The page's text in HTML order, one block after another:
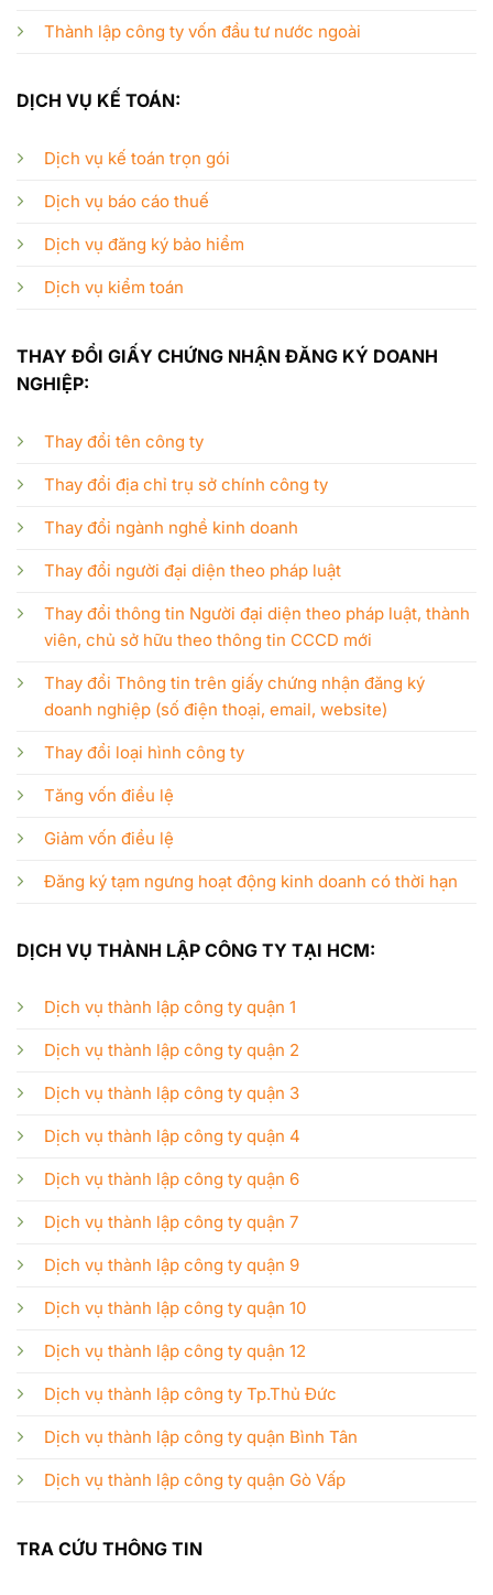
Thành lập công ty vốn đầu tư nước ngoài
DỊCH VỤ KẾ TOÁN:
Dịch vụ kế toán trọn gói
Dịch vụ báo cáo thuế
Dịch vụ đăng ký bảo hiểm
Dịch vụ kiểm toán
THAY ĐỔI GIẤY CHỨNG NHẬN ĐĂNG KÝ DOANH
NGHIỆP:
Thay đổi tên công ty
Thay đổi địa chỉ trụ sở chính công ty
Thay đổi ngành nghề kinh doanh
Thay đổi người đại diện theo pháp luật
Thay đổi thông tin Người đại diện theo pháp luật, thành
viên, chủ sở hữu theo thông tin CCCD mới
Thay đổi Thông tin trên giấy chứng nhận đăng ký
doanh nghiệp (số điện thoại, email, website)
Thay đổi loại hình công ty
Tăng vốn điều lệ
Giảm vốn điều lệ
Đăng ký tạm ngưng hoạt động kinh doanh có thời hạn
DỊCH VỤ THÀNH LẬP CÔNG TY TẠI HCM:
Dịch vụ thành lập công ty quận 1
Dịch vụ thành lập công ty quận 2
Dịch vụ thành lập công ty quận 3
Dịch vụ thành lập công ty quận 4
Dịch vụ thành lập công ty quận 6
Dịch vụ thành lập công ty quận 7
Dịch vụ thành lập công ty quận 9
Dịch vụ thành lập công ty quận 10
Dịch vụ thành lập công ty quận 12
Dịch vụ thành lập công ty Tp.Thủ Đức
Dịch vụ thành lập công ty quận Bình Tân
Dịch vụ thành lập công ty quận Gò Vấp
TRA CỨU THÔNG TIN